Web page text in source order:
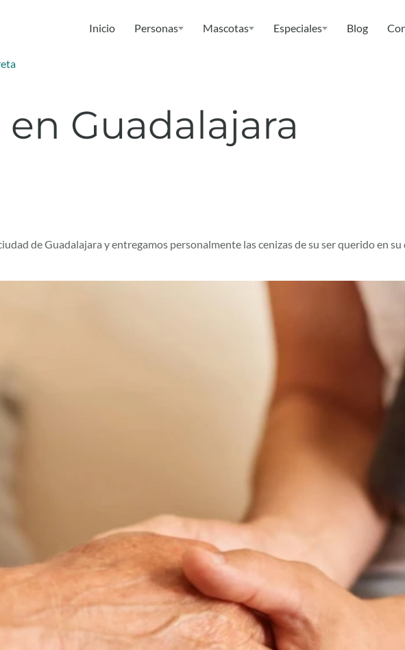
Inicio Personas Mascotas Especiales Blog
Guadalajara
de Guadalajara y entregamos personalmente las cenizas de su ser querido en